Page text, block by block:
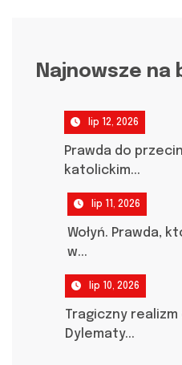
Najnowsze na
lip 12, 2026
Prawda do
katolickim...
lip 11, 2026
Wołyń. Prawda,
w...
lip 10, 2026
Tragiczny realizm
Dylematy...